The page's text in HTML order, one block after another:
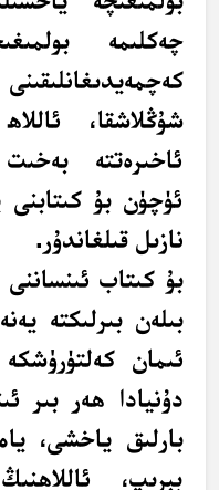
چەكلىمە
شۇڭلاشقا،
ئاخىرەتتە
ئۈچۈن بۇ كىتابنى
نازىل قىلغاندۇر.
بۇ كىتاب
بىلەن بىرلىكتە
ئىمان
دۇنيادا ھەر بىر
بارلىق ياخشى،
بېرىپ،